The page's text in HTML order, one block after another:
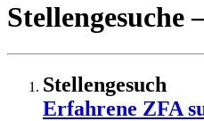
Stellengesuche
Stellengesuch
Erfahrene ZFA